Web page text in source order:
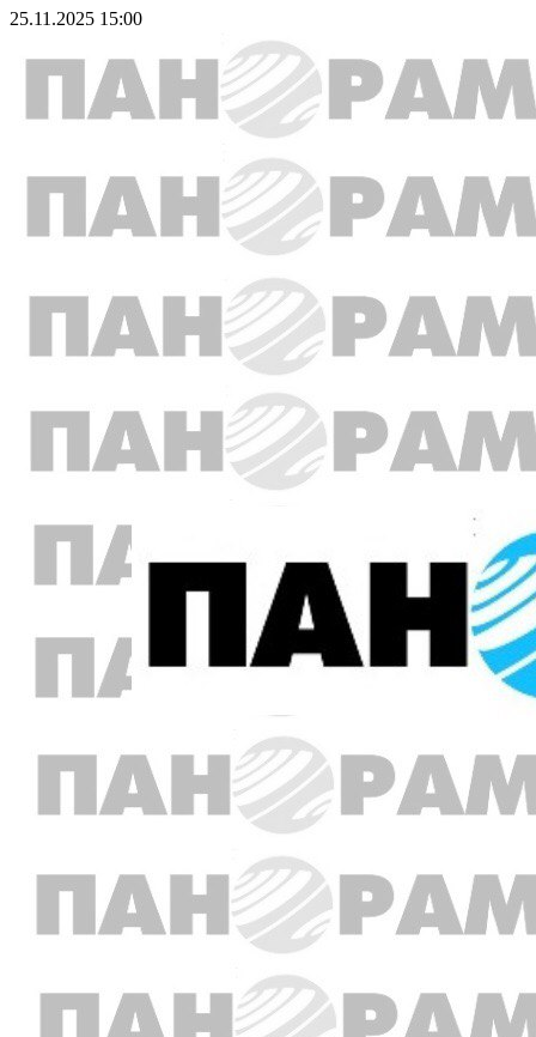
25.11.2025 15:00